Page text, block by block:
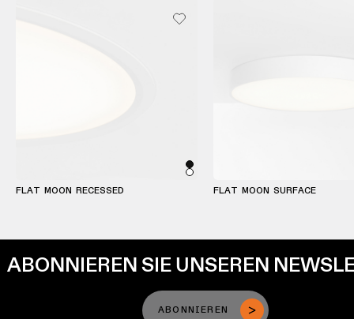
FLAT MOON RECESSED FLAT MOON SURFACE
ABONNIEREN SIE UNSEREN
ABONNIEREN